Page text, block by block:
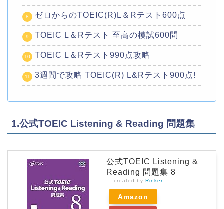
ゼロからのTOEIC(R)L＆Rテスト600点
TOEIC L＆Rテスト 至高の模試600問
TOEIC L＆Rテスト990点攻略
3週間で攻略 TOEIC(R) L&Rテスト900点!
1.公式TOEIC Listening & Reading 問題集
公式TOEIC Listening &
Reading 問題集 8
created by Rinker
Amazon